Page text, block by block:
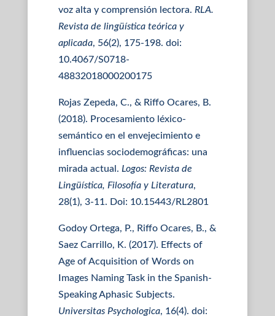
voz alta y comprensión lectora. RLA.
Revista de lingüística teórica y
aplicada, 56(2), 175-198. doi:
10.4067/S0718-
48832018000200175
Rojas Zepeda, C., & Riffo Ocares, B.
(2018). Procesamiento léxico-
semántico en el envejecimiento e
influencias sociodemográficas: una
mirada actual. Logos: Revista de
Lingüística, Filosofía y Literatura,
28(1), 3-11. Doi: 10.15443/RL2801
Godoy Ortega, P., Riffo Ocares, B., &
Saez Carrillo, K. (2017). Effects of
Age of Acquisition of Words on
Images Naming Task in the Spanish-
Speaking Aphasic Subjects.
Universitas Psychologica, 16(4). doi: